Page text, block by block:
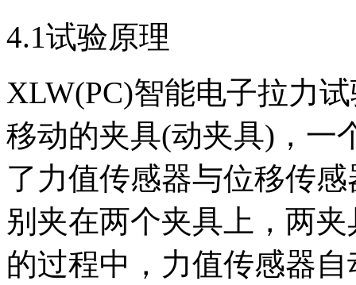
4.1试验原理
XLW(PC)智能电子拉力
移动的夹具(动夹具)，一
了力值传感器与位移传
别夹在两个夹具上，两
的过程中，力值传感器